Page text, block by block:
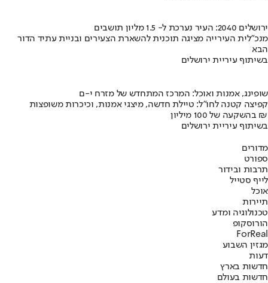
ירושלים 2040: העיר נערכת ל- 1.5 מליון תושבים
מנכ"לית העירייה מציגה תוכנית להשארת הצעירים ובניית עתיד הדור
הבא
בשיתוף עיריית ירושלים
שופינג, אמנות ואוכל: המרכז המתחדש של מזרח י-ם
קפיצה קטנה לחו"ל: טיילת חדשה, מיצגי אמנות, וכיכרות משופצות
בהשקעה של 100 מיליון ₪
בשיתוף עיריית ירושלים
מדורים
ספורט
תרבות ובידור
לייף סטייל
אוכל
תיירות
טכנולוגיה ומדע
הורוסקופ
ForReal
מגזין השבוע
דעות
חדשות בארץ
חדשות בעולם